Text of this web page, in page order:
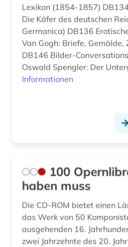
bibel (1)
bibliografie (26)
bibliografie 1907-2005 (1)
bibliographie (32)
bilddatenbank (1)
bildpostkarte (1)
bildung (1)
Osmanisches Reich (1)
Ostasien (1)
Polen (1)
Rumänien (1)
Sachsen (1)
Schweden (12)
Schweiz (16)
Serbien (1)
Spanien (4)
Suedasien (1)
Lexikon (1854-1857)
Die Käfer des deutschen
Germanica) DB136
Van Gogh: Briefe, Gemälde,
DB146 Bilder-
Oswald Spengler: Der
Informationen
100
haben muss
Die CD-ROM bietet einen
das Werk von 50
ausgehenden 16.
zwei Jahrzehnte des 20.